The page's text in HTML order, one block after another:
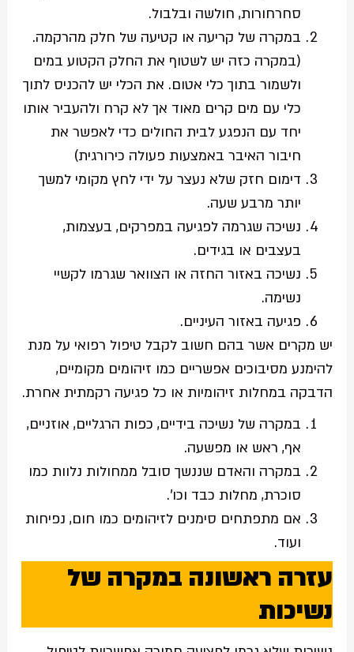
סחרחורות, חולשה ובלבול.
במקרה של קריעה או קטיעה של חלק מהרקמה.
(במקרה כזה יש לשטוף את החלק הקטוע במים
ולשמור בתוך כלי אטום. את הכלי יש להכניס לתוך
כלי עם מים קרים מאוד אך לא קרח ולהעביר אותו
יחד עם הנפגע לבית החולים כדי לאפשר את
חיבור האיבר באמצעות פעולה כירורגית)
דימום חזק שלא נעצר על ידי לחץ מקומי למשך
יותר מרבע שעה.
נשיכה שגרמה לפגיעה במפרקים, בעצמות,
בעצבים או בגידים.
נשיכה באזור החזה או הצוואר שגרמו לקשיי
נשימה.
פגיעה באזור העיניים.
יש מקרים אשר בהם חשוב לקבל טיפול רפואי על מנת
להימנע מסיבוכים אפשריים כמו זיהומים מקומיים,
הדבקה במחלות זיהומיות או כל פגיעה רקמתית אחרת.
במקרה של נשיכה בידיים, כפות הרגליים, אוזניים,
אף, ראש או מפשעה.
במקרה והאדם שננשך סובל ממחולות נלוות כמו
סוכרת, מחלות כבד וכו'.
אם מתפתחים סימנים לזיהומים כמו חום, נפיחות
ועוד.
עזרה ראשונה במקרה של
נשיכות